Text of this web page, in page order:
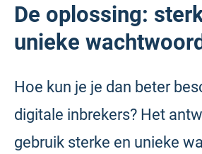
De oplossing:
unieke
Hoe kun je je dan beter
digitale inbrekers? Het
gebruik sterke en unieke